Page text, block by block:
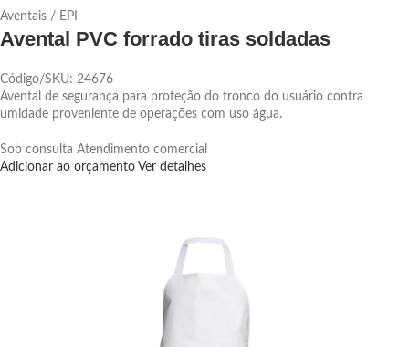
Aventais / EPI
Avental PVC forrado tiras soldadas
Código/SKU: 24676
Avental de segurança para proteção do tronco do usuário contra
umidade proveniente de operações com uso água.
Sob consulta Atendimento comercial
Adicionar ao orçamento Ver detalhes